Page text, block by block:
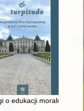
finansowy i
o edukacji moralnej